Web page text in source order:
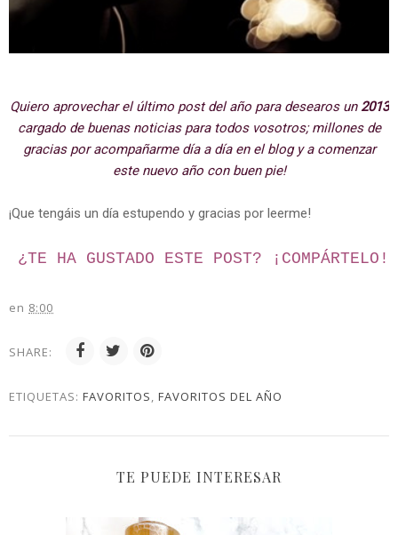
Quiero aprovechar el último post del año para desearos un 2013
cargado de buenas noticias para todos vosotros; millones de
gracias por acompañarme día a día en el blog y a comenzar
este nuevo año con buen pie!
¡Que tengáis un día estupendo y gracias por leerme!
¿TE HA GUSTADO ESTE POST? ¡ COMPÁRTELO!
en 8:00
SHARE:
ETIQUETAS: FAVORITOS, FAVORITOS DEL AÑO
TE PUEDE INTERESAR